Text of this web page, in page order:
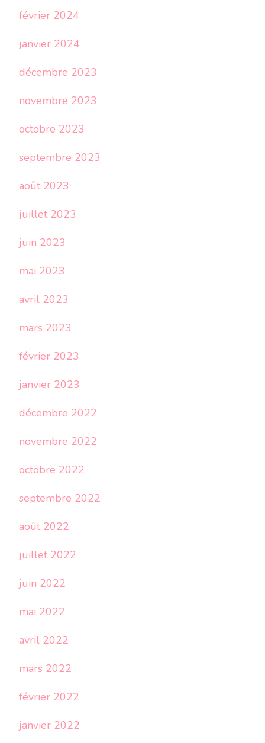
février 2024
janvier 2024
décembre 2023
novembre 2023
octobre 2023
septembre 2023
août 2023
juillet 2023
juin 2023
mai 2023
avril 2023
mars 2023
février 2023
janvier 2023
décembre 2022
novembre 2022
octobre 2022
septembre 2022
août 2022
juillet 2022
juin 2022
mai 2022
avril 2022
mars 2022
février 2022
janvier 2022